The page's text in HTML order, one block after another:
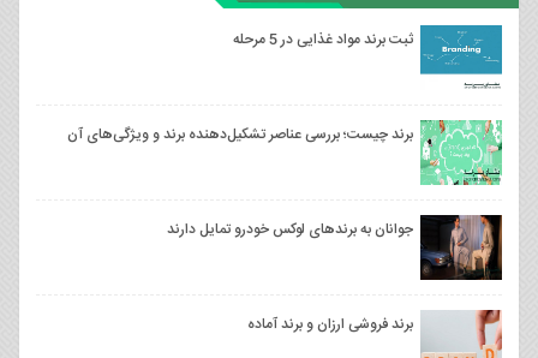
ثبت برند مواد غذایی در 5 مرحله
برند چیست؛ بررسی عناصر تشکیل‌دهنده‌ برند و ویژگی‌های آن
جوانان به برندهای لوکس خودرو تمایل دارند
برند فروشی ارزان و برند آماده